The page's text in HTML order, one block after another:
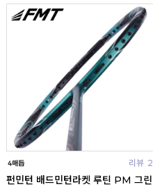
리뷰 2
펀민턴 배드민턴라켓 루틴 PM 그린